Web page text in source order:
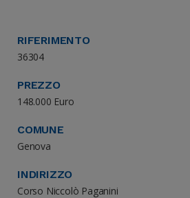
RIFERIMENTO
36304
PREZZO
148.000 Euro
COMUNE
Genova
INDIRIZZO
Corso Niccolò Paganini